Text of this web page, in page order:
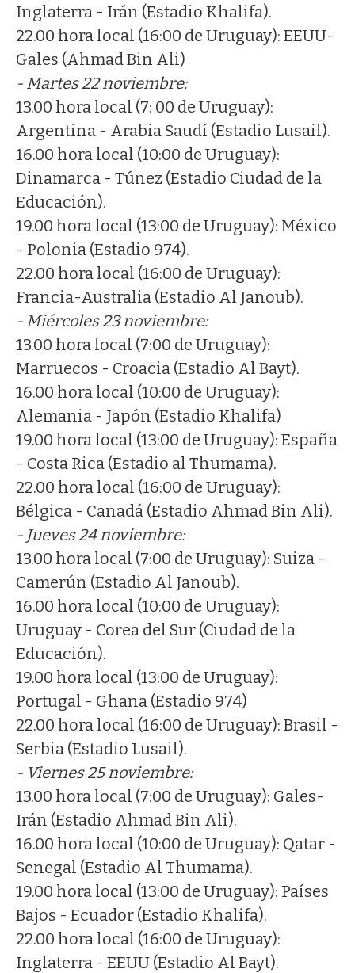
Inglaterra - Irán (Estadio Khalifa).
22.00 hora local (16:00 de Uruguay): EEUU-
Gales (Ahmad Bin Ali)
- Martes 22 noviembre:
13.00 hora local (7: 00 de Uruguay):
Argentina - Arabia Saudí (Estadio Lusail).
16.00 hora local (10:00 de Uruguay):
Dinamarca - Túnez (Estadio Ciudad de la
Educación).
19.00 hora local (13:00 de Uruguay): México
- Polonia (Estadio 974).
22.00 hora local (16:00 de Uruguay):
Francia-Australia (Estadio Al Janoub).
- Miércoles 23 noviembre:
13.00 hora local (7:00 de Uruguay):
Marruecos - Croacia (Estadio Al Bayt).
16.00 hora local (10:00 de Uruguay):
Alemania - Japón (Estadio Khalifa)
19.00 hora local (13:00 de Uruguay): España
- Costa Rica (Estadio al Thumama).
22.00 hora local (16:00 de Uruguay):
Bélgica - Canadá (Estadio Ahmad Bin Ali).
- Jueves 24 noviembre:
13.00 hora local (7:00 de Uruguay): Suiza -
Camerún (Estadio Al Janoub).
16.00 hora local (10:00 de Uruguay):
Uruguay - Corea del Sur (Ciudad de la
Educación).
19.00 hora local (13:00 de Uruguay):
Portugal - Ghana (Estadio 974)
22.00 hora local (16:00 de Uruguay): Brasil -
Serbia (Estadio Lusail).
- Viernes 25 noviembre:
13.00 hora local (7:00 de Uruguay): Gales-
Irán (Estadio Ahmad Bin Ali).
16.00 hora local (10:00 de Uruguay): Qatar -
Senegal (Estadio Al Thumama).
19.00 hora local (13:00 de Uruguay): Países
Bajos - Ecuador (Estadio Khalifa).
22.00 hora local (16:00 de Uruguay):
Inglaterra - EEUU (Estadio Al Bayt).